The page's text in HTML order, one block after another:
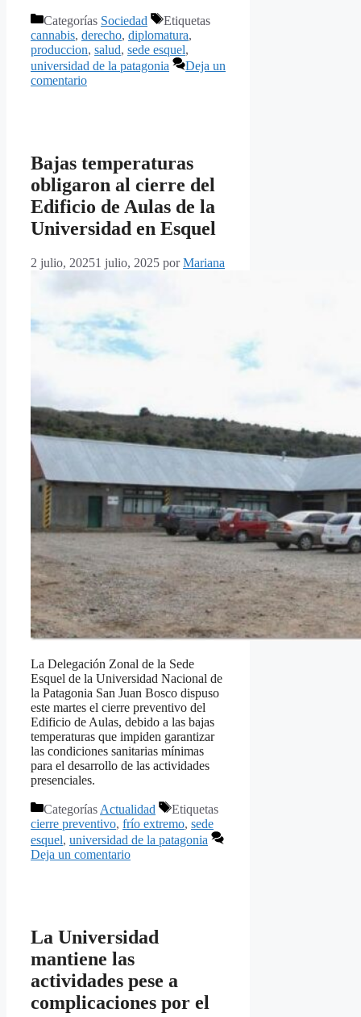
Categorías Sociedad
Etiquetas
cannabis, derecho, diplomatura,
produccion, salud, sede esquel,
universidad de la patagonia
Deja un
comentario
Bajas temperaturas
obligaron al cierre del
Edificio de Aulas de la
Universidad en Esquel
2 julio, 20251 julio, 2025 porMariana
La Delegación Zonal de la Sede
Esquel de la Universidad Nacional de
la Patagonia San Juan Bosco dispuso
este martes el cierre preventivo del
Edificio de Aulas, debido a las bajas
temperaturas que impiden garantizar
las condiciones sanitarias mínimas
para el desarrollo de las actividades
presenciales.
Categorías Actualidad
Etiquetas
cierre preventivo, frío extremo, sede
esquel, universidad de la patagonia
Deja un comentario
La Universidad
mantiene las
actividades pese a
complicaciones por el